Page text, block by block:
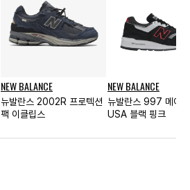
NEW BALANCE
뉴발란스 2002R 프로텍션
팩 이클립스
NEW BALANCE
뉴발란스 997 메이
USA 블랙 핑크